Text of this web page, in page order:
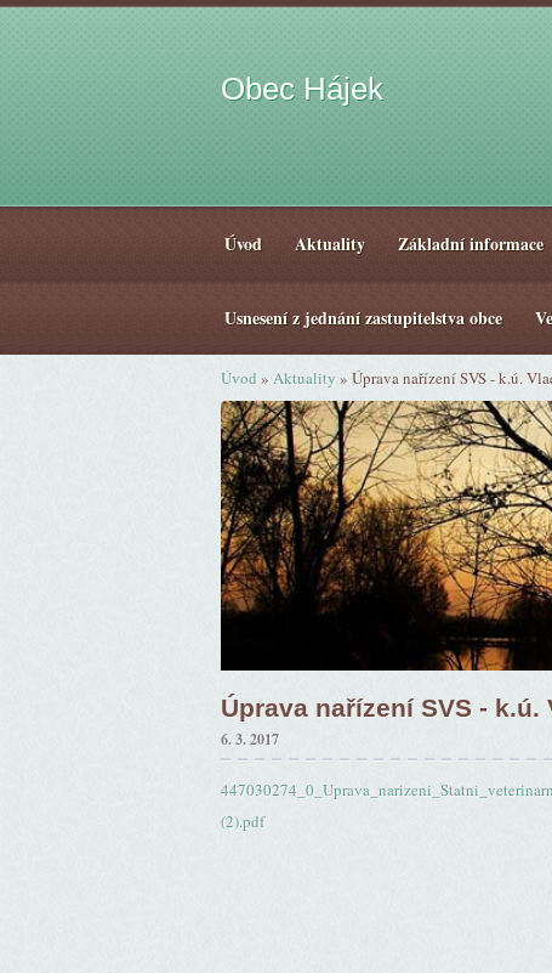
Obec Hájek
Úvod Aktuality Základní informace
Usnesení z jednání zastupitelstva obce
Úvod » Aktuality » Úprava nařízení SVS - k.ú.
Úprava nařízení SVS -
6. 3. 2017
(2).pdf